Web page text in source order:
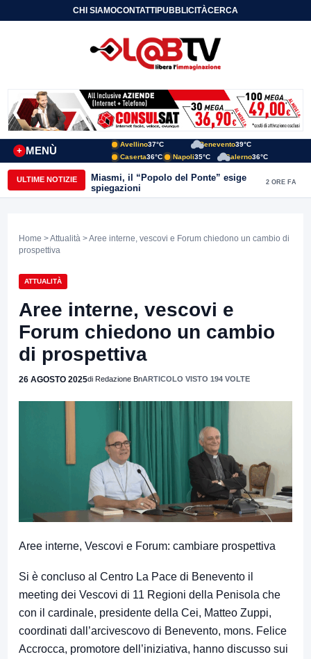
CHI SIAMOCONTATTIPUBBLICITÀCERCA
MENÙ
+
Avellino37°C Benevento39°C
Caserta36°C Napoli35°C Salerno36°C
ULTIME NOTIZIE
Miasmi, il “Popolo del Ponte” esige
spiegazioni
2 ORE FA
Home >Attualità > Aree interne, vescovi e Forum chiedono un cambio di
prospettiva
ATTUALITÀ
Aree interne, vescovi e
Forum chiedono un cambio
di prospettiva
26 AGOSTO 2025di Redazione BnARTICOLO VISTO 194 VOLTE
Aree interne, Vescovi e Forum: cambiare prospettiva
Si è concluso al Centro La Pace di Benevento il
meeting dei Vescovi di 11 Regioni della Penisola che
con il cardinale, presidente della Cei, Matteo Zuppi,
coordinati dall’arcivescovo di Benevento, mons. Felice
Accrocca, promotore dell’iniziativa, hanno discusso sui